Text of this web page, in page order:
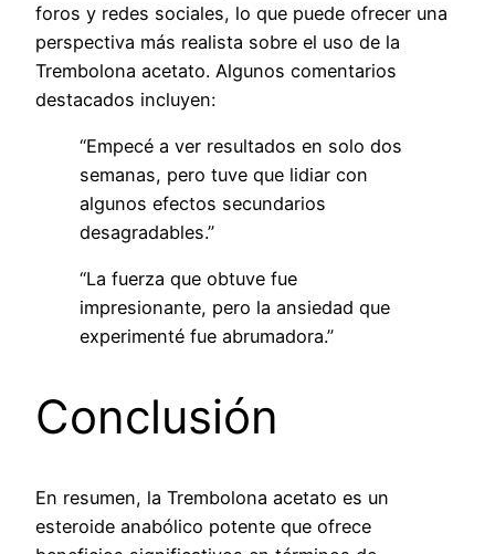
foros y redes sociales, lo que puede ofrecer una
perspectiva más realista sobre el uso de la
Trembolona acetato. Algunos comentarios
destacados incluyen:
“Empecé a ver resultados en solo dos
semanas, pero tuve que lidiar con
algunos efectos secundarios
desagradables.”
“La fuerza que obtuve fue
impresionante, pero la ansiedad que
experimenté fue abrumadora.”
Conclusión
En resumen, la Trembolona acetato es un
esteroide anabólico potente que ofrece